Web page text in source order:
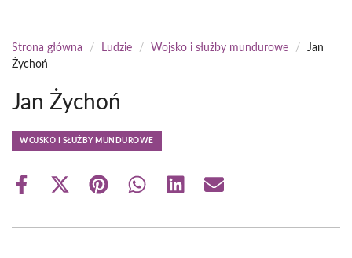
Strona główna / Ludzie / Wojsko i służby mundurowe /
Jan
Żychoń
Jan Żychoń
WOJSKO I SŁUŻBY MUNDUROWE
Share
Share
(Twitter)
Share Share Share Share